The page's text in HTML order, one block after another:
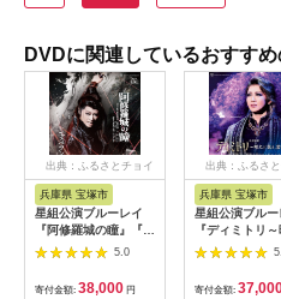
DVDに関連しているおすす
出典：ふるさとチョイ
ス
兵庫県 宝塚市
星組公演ブルーレイ
『阿修羅城の瞳』『エ
スペラント！』TCAB-
5.0
寄付金額: 38,000 円
出典：ふるさ
兵庫県 宝塚市
星組公演ブルー
『ディミトリ～
散る、紫の花～
木陽 作「斜陽の
ルスダン」より
寄付金額: